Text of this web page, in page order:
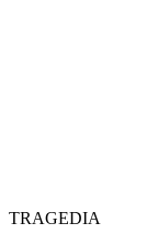
TRAGEDIA